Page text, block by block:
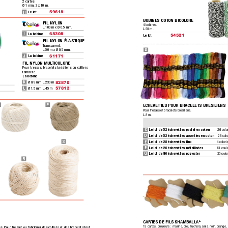
R
Pour tresser ou fabriquer des colliers et des bracelets tout
H Le lot 59618
2 cartes
Ø 1 mm. 2 x 10 m.
P
S
I La bobine 68308
FIL NYLON
L.100 m x Ø 0,5 mm.
J La bobine 61171
FIL NYLON ÉLASTIQUE
Transparent.
L.50 m x Ø 0,5 mm.
K Ø 0,9 mm L.230 m 82870
Ø 1,5 mm L.45 m 57812
FIL NYLON MULTICOLORE
Pour tresses, bracelets brésiliens ou colliers
fantaisie.
La bobine
D
C Le lot de 52 échevettes pastel en coton 26
D Le lot de 52 échevettes assorties en coton 26
E Le lot de 28 échevettes ﬂuo 4 coloris
F Le lot de 26 échevettes métallisées 13
G Le lot de 90 échevettes polyester 30
ÉCHEVETTES POUR BRACELETS BRÉSILIENS
Pour tresses et bracelets brésiliens.
L.8 m.
CARTES DE FILS SHAMBALLA*
15 cartes. Couleurs : marine, ciel, fuchsia, anis, noir, orange,
Le lot 54521
BOBINES COTON BICOLORE
4 bobines.
L.50 m.